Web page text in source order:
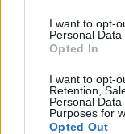
I want to opt-
Personal Data
Opted In
I want to opt-
Retention,
Personal
Purposes for
Opted Out